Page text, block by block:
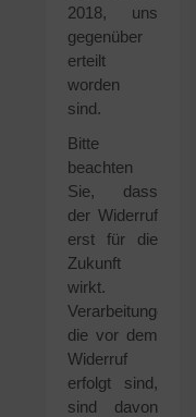
2018, uns
gegenüber
erteilt
worden
sind.
Bitte
beachten
Sie, dass
der Widerruf
erst für die
Zukunft
wirkt.
Verarbeitungen,
die vor dem
Widerruf
erfolgt sind,
sind davon